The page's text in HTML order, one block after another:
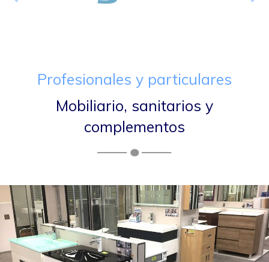
Profesionales y particulares
Mobiliario, sanitarios y
complementos